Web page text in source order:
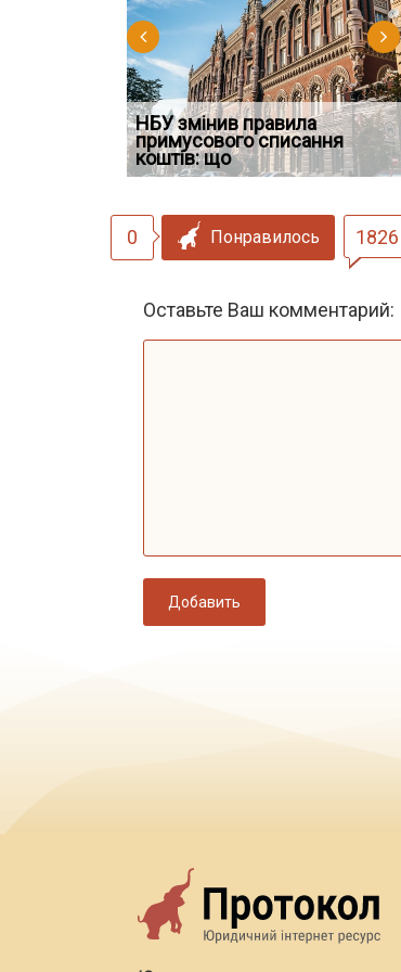
НБУ змінив правила
примусового списання
коштів: що
Водії можуть отримати
компенсацію за незаконні
дії
0 Понравилось 1826
Оставьте Ваш комментарий:
Добавить